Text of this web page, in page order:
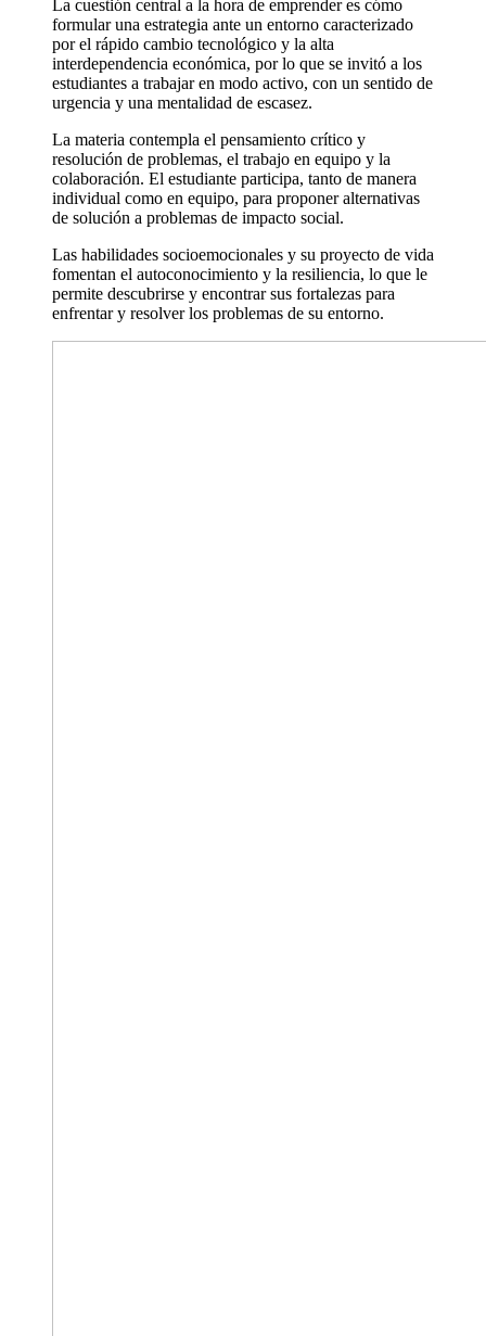
La cuestión central a la hora de emprender es cómo
formular una estrategia ante un entorno caracterizado
por el rápido cambio tecnológico y la alta
interdependencia económica, por lo que se invitó a los
estudiantes a trabajar en modo activo, con un sentido de
urgencia y una mentalidad de escasez.
La materia contempla el pensamiento crítico y
resolución de problemas, el trabajo en equipo y la
colaboración. El estudiante participa, tanto de manera
individual como en equipo, para proponer alternativas
de solución a problemas de impacto social.
Las habilidades socioemocionales y su proyecto de vida
fomentan el autoconocimiento y la resiliencia, lo que le
permite descubrirse y encontrar sus fortalezas para
enfrentar y resolver los problemas de su entorno.